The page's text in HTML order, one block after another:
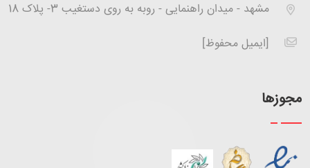
مشهد - میدان راهنمایی - روبه به روی دستغیب 3- پلاک 18
[ایمیل محفوظ]
مجوزها